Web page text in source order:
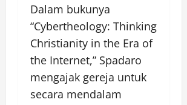
Dalam bukunya
“Cybertheology: Thinking
Christianity in the Era of
the Internet,” Spadaro
mengajak gereja untuk
secara mendalam